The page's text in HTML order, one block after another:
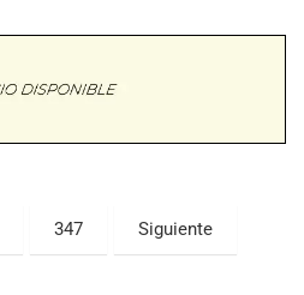
347 Siguiente